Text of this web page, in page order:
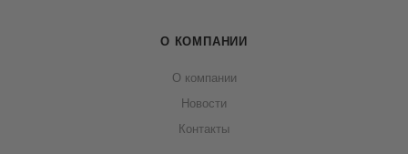
О КОМПАНИИ
О компании
Новости
Контакты